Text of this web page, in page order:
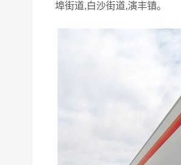
埠街道,白沙街道,演丰镇。